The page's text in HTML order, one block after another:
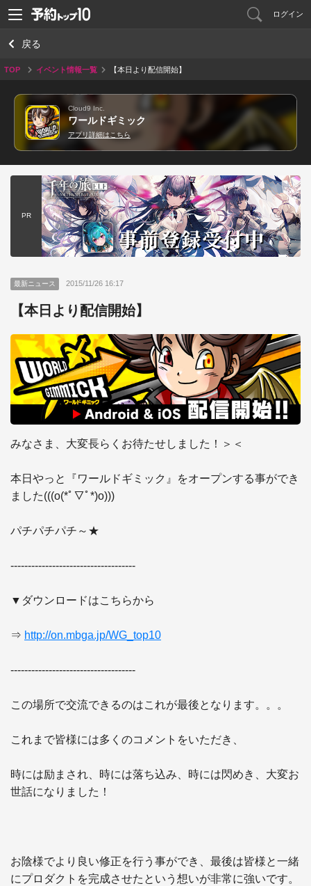
ログイン
戻る
TOP イベント情報一覧 【本日より配信開始】
Cloud9 Inc.
ワールドギミック
アプリ詳細はこちら
PR
最新ニュース 2015/11/26 16:17
【本日より配信開始】
みなさま、大変長らくお待たせしました！＞＜
本日やっと『ワールドギミック』をオープンする事ができ
ました(((o(*ﾟ▽ﾟ*)o)))
パチパチパチ～★
------------------------------------
▼ダウンロードはこちらから
⇒ http://on.mbga.jp/WG_top10
------------------------------------
この場所で交流できるのはこれが最後となります。。。
これまで皆様には多くのコメントをいただき、
時には励まされ、時には落ち込み、時には閃めき、大変お
世話になりました！
お陰様でより良い修正を行う事ができ、最後は皆様と一緒
にプロダクトを完成させたという想いが非常に強いです。